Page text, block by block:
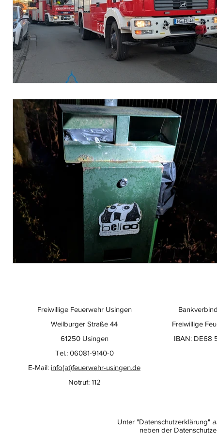
Freiwillige
IBAN: DE68
Freiwillige Feuerwehr Usingen
Weilburger Straße 44
61250 Usingen
Tel.: 06081-9140-0
E-Mail: info(at)feuerwehr-usingen.de
Notruf: 112
Unter "Datenschutzerklärung"
neben der